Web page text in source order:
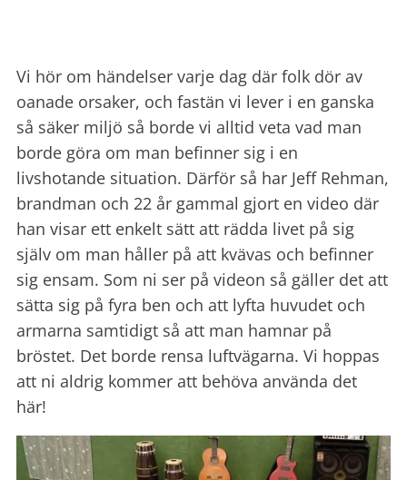
Vi hör om händelser varje dag där folk dör av
oanade orsaker, och fastän vi lever i en ganska
så säker miljö så borde vi alltid veta vad man
borde göra om man befinner sig i en
livshotande situation. Därför så har Jeff Rehman,
brandman och 22 år gammal gjort en video där
han visar ett enkelt sätt att rädda livet på sig
själv om man håller på att kvävas och befinner
sig ensam. Som ni ser på videon så gäller det att
sätta sig på fyra ben och att lyfta huvudet och
armarna samtidigt så att man hamnar på
bröstet. Det borde rensa luftvägarna. Vi hoppas
att ni aldrig kommer att behöva använda det
här!